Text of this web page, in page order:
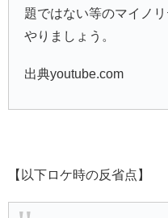
題ではない等のマイノ
やりましょう。
出典youtube.com
【以下ロケ時の反省点】